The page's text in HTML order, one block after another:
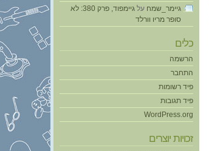
גיימר_שמח על
גיימפוד, פרק 380: לא
סופר מריו וורלד
כלים
הרשמה
התחבר
פיד רשומות
פיד תגובות
WordPress.org
זכויות יוצרים